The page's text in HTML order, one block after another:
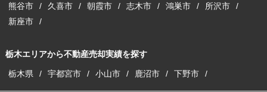
熊谷市
久喜市 朝霞市 志木市 鴻巣市
所沢市
新座市
栃木エリアから不動産売却実績を探す
栃木県 宇都宮市 小山市 鹿沼市 下野市